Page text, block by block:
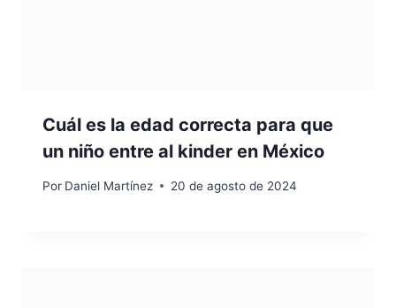
Cuál es la edad correcta para que
un niño entre al kinder en México
Por Daniel Martínez 20 de agosto de 2024